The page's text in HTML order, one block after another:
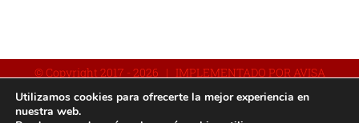
© Copyright 2017 - 2026 | IMPLEMENTADO POR AVISA
Utilizamos cookies para ofrecerte la mejor experiencia en
nuestra web.